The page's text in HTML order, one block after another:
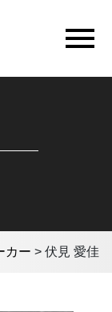
カー > 伏見 愛佳